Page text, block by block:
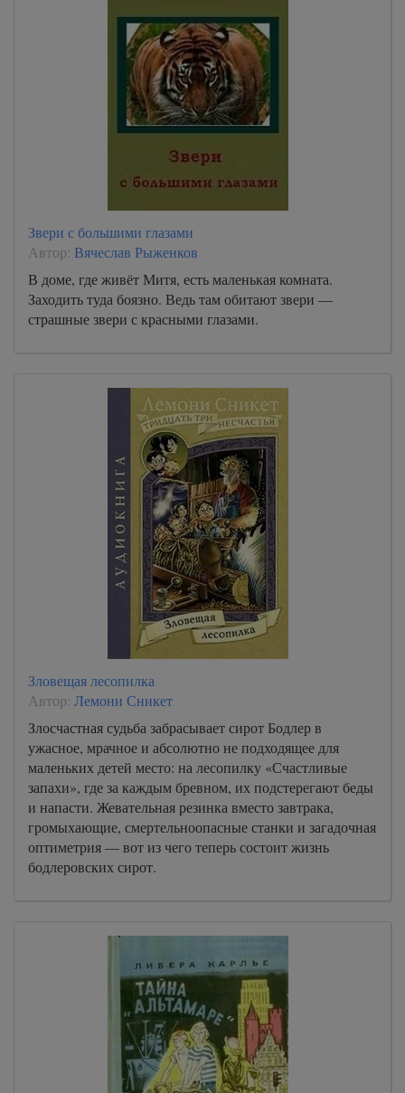
Звери с большими глазами
Автор: Вячеслав Рыженков
В доме, где живёт Митя, есть маленькая комната.
Заходить туда боязно. Ведь там обитают звери —
страшные звери с красными глазами.
Зловещая лесопилка
Автор: Лемони Сникет
Злосчастная судьба забрасывает сирот Бодлер в
ужасное, мрачное и абсолютно не подходящее для
маленьких детей место: на лесопилку «Счастливые
запахи», где за каждым бревном, их подстерегают беды
и напасти. Жевательная резинка вместо завтрака,
громыхающие, смертельноопасные станки и загадочная
оптиметрия — вот из чего теперь состоит жизнь
бодлеровских сирот.